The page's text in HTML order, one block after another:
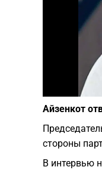
Айзенкот
стороны
В интервью